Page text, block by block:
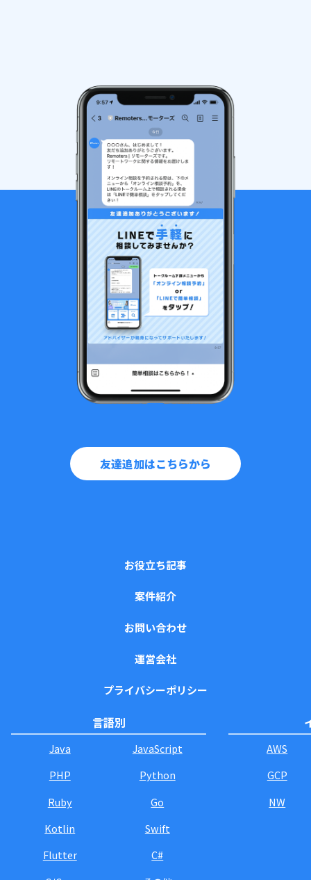
友達追加はこちらから
お役立ち記事
案件紹介
お問い合わせ
運営会社
プライバシーポリシー
言語別
Java
JavaScript
PHP
Python
Ruby
Go
Kotlin
Swift
Flutter
C#
AWS
GCP
NW